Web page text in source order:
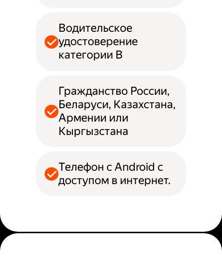
Водительское
удостоверение
категории B
Гражданство России,
Беларуси, Казахстана,
Армении или
Кыргызстана
Телефон с Android с
доступом в интернет.